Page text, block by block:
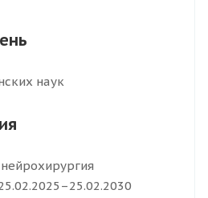
наук